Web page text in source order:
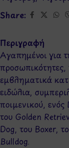
Share:
Περιγραφή
Αγαπημένοι για
προσωπικότητες,
εμβληματικά
ειδώλια,
ποιμενικού,
του Golden
Dog, του Boxer,
Bulldog.